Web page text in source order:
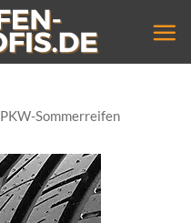
PKW-Sommerreifen